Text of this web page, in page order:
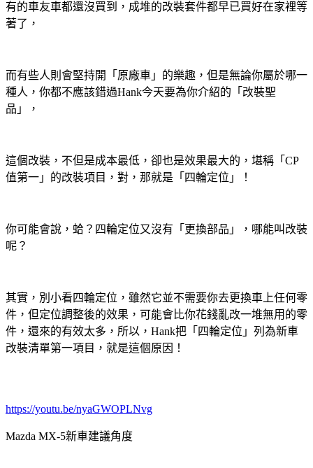
有的車友車都還沒買到，成堆的改裝套件都早已買好在家裡等
著了，
而有些人則會堅持開「原廠車」的樂趣，但是無論你屬於哪一
種人，你都不應該錯過Hank今天要為你介紹的「改裝聖
品」，
這個改裝，不但是成本最低，卻也是效果最大的，堪稱「CP
值第一」的改裝項目，對，那就是「四輪定位」！
你可能會說，蛤？四輪定位又沒有「更換部品」，哪能叫改裝
呢？
其實，別小看四輪定位，雖然它並不需要你去更換車上任何零
件，但定位調整後的效果，可能會比你花錢亂改一堆無用的零
件，還來的有效太多，所以，Hank把「四輪定位」列為新車
改裝清單第一項目，就是這個原因！
https://youtu.be/nyaGWOPLNvg
Mazda MX-5新車建議角度